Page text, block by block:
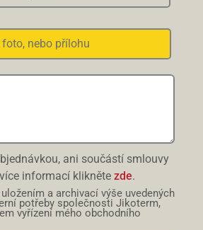
ani součástí smlouvy
informací klikněte zde.
a archivací výše uvedených
potřeby společnosti Jikoterm,
vyřízení mého obchodního